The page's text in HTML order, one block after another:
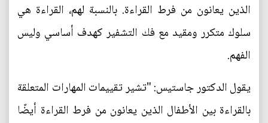
الذين يعانون من فرط القراءة. بالنسبة لهم، القراءة هي
سلوك متكرر ومقيد مع فك التشفير كهدف أساسي وليس
الفهم.
يقول الدكتور جاستيس: "تشير تقييمات المهارات المتعلقة
بالقراءة بين الأطفال الذين يعانون من فرط القراءة أيضًا